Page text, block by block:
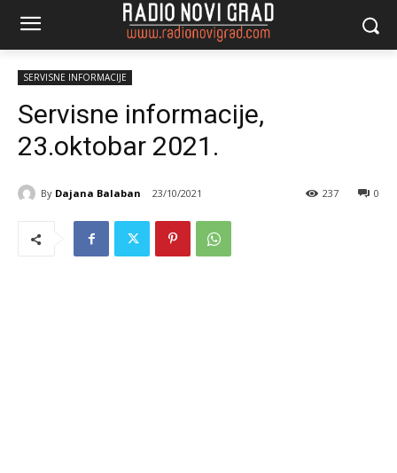
SERVISNE INFORMACIJE
Servisne informacije,
23.oktobar 2021.
By Dajana Balaban 23/10/2021 0
237